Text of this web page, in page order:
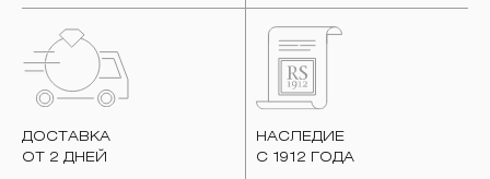
ДОСТАВКА
ОТ 2 ДНЕЙ
НАСЛЕДИЕ
С 1912 ГОДА